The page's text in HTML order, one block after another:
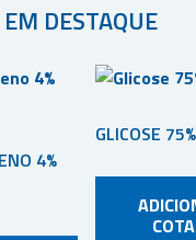
DESTAQUE
4%
GLICOSE